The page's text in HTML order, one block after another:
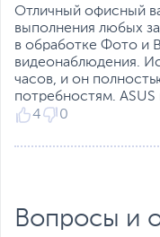
клавиатуры
Особенности
Цвет, используемый в
оформлении
Отличный офисный
выполнения любых
в обработке Фото и
видеонаблюдения.
часов, и он
потребностям. ASUS
4
0
Вопросы и